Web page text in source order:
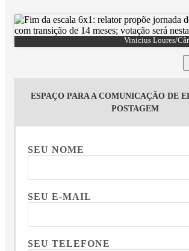
Vinicius Loures/
ESPAÇO PARA A COMUNICAÇÃO DE
POSTAGEM
SEU NOME
SEU E-MAIL
SEU TELEFONE